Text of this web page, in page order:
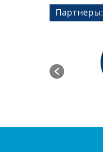
Партнеры: